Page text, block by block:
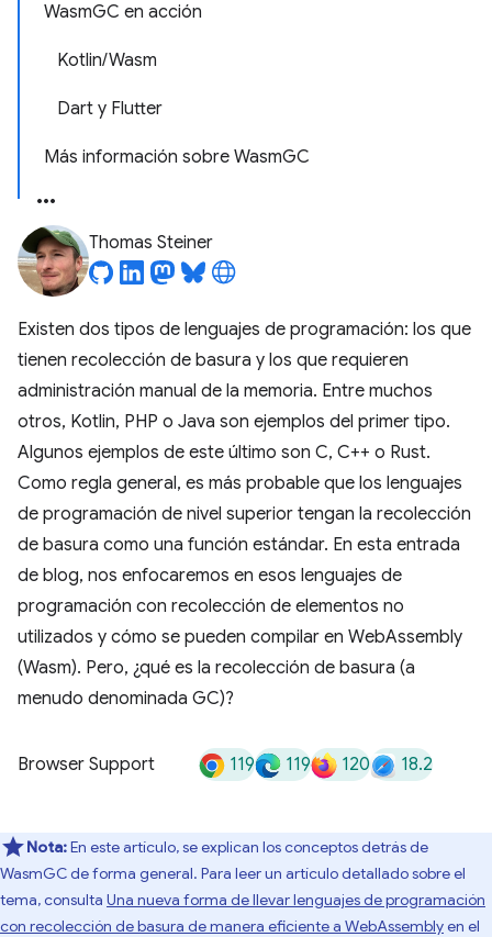
WasmGC en acción
Kotlin/Wasm
Dart y Flutter
Más información sobre WasmGC
Thomas Steiner
Existen dos tipos de lenguajes de programación: los que
tienen recolección de basura y los que requieren
administración manual de la memoria. Entre muchos
otros, Kotlin, PHP o Java son ejemplos del primer tipo.
Algunos ejemplos de este último son C, C++ o Rust.
Como regla general, es más probable que los lenguajes
de programación de nivel superior tengan la recolección
de basura como una función estándar. En esta entrada
de blog, nos enfocaremos en esos lenguajes de
programación con recolección de elementos no
utilizados y cómo se pueden compilar en WebAssembly
(Wasm). Pero, ¿qué es la recolección de basura (a
menudo denominada GC)?
Browser Support 119 119 120 18.2
Nota:En este artículo, se explican los conceptos detrás de
WasmGC de forma general. Para leer un artículo detallado sobre el
tema, consulta Una nueva forma de llevar lenguajes de programación
con recolección de basura de manera eficiente a WebAssemblyen el